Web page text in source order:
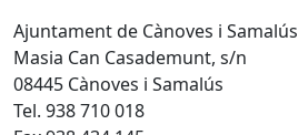
Ajuntament de Cànoves i Samalús
Masia Can Casademunt, s/n
08445 Cànoves i Samalús
Tel. 938 710 018